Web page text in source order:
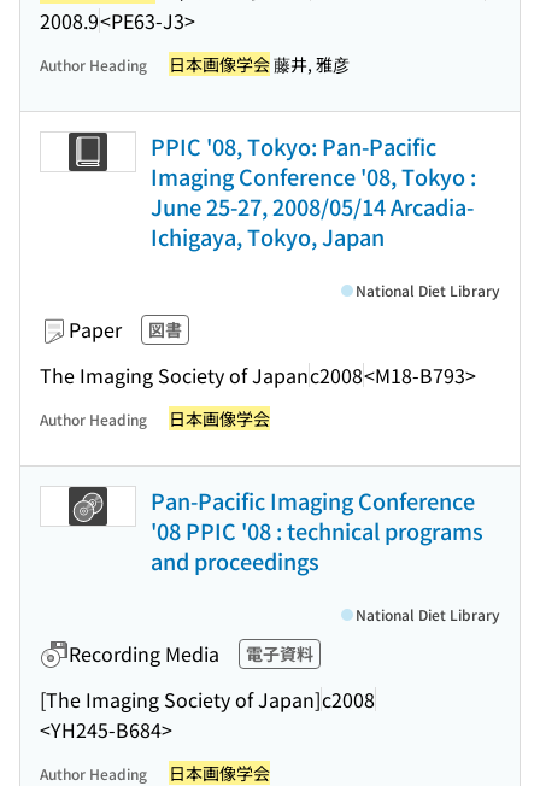
2008.9<PE63-J3>
Author Heading 日本画像学会藤井, 雅彦
PPIC '08, Tokyo: Pan-Pacific
Imaging Conference '08, Tokyo :
June 25-27, 2008/05/14 Arcadia-
Ichigaya, Tokyo, Japan
Paper 図書
The Imaging Society of Japanc2008<M18-B793>
National Diet Library
Author Heading 日本画像学会
Pan-Pacific Imaging Conference
'08 PPIC '08 : technical programs
and proceedings
Recording Media 電子資料
[The Imaging Society of Japan]c2008
<YH245-B684>
National Diet Library
Author Heading 日本画像学会